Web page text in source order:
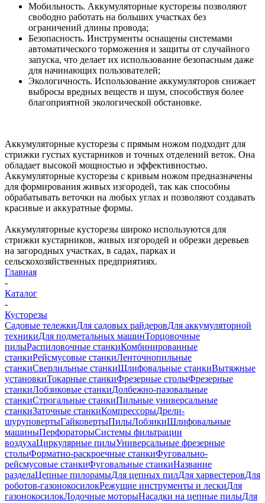
Мобильность. Аккумуляторные кусторезы позволяют
свободно работать на больших участках без
ограничений длины провода;
Безопасность. Инструменты оснащены системами
автоматического торможения и защиты от случайного
запуска, что делает их использование безопасным даже
для начинающих пользователей;
Экологичность. Использование аккумуляторов снижает
выбросы вредных веществ и шум, способствуя более
благоприятной экологической обстановке.
Аккумуляторные кусторезы с прямым ножом подходит для
стрижки густых кустарников и точных отделений веток. Она
обладает высокой мощностью и эффективностью.
Аккумуляторные кусторезы с кривым ножом предназначены
для формирования живых изгородей, так как способны
обрабатывать веточки на любых углах и позволяют создавать
красивые и аккуратные формы.
Аккумуляторные кусторезы широко используются для
стрижки кустарников, живых изгородей и обрезки деревьев
на загородных участках, в садах, парках и
сельскохозяйственных предприятиях.
Главная
-
Каталог
-
Кусторезы
Садовые тележкиДля садовых райдеровДля аккумуляторной
техникиДля подметальных машинТорцовочные
пилыРаспиловочные станкиКомбинированные
станкиРейсмусовые станкиЛенточнопильные
станкиСверлильные станкиШлифовальные станкиВытяжные
установкиТокарные станкиФрезерные столыФрезерные
станкиЛобзиковые станкиДолбежно-пазовальные
станкиСтрогальные станкиПильные универсальные
станкиЗаточные станкиКомпрессорыДрели-
шуруповертыГайковертыПилыЛобзикиШлифовальные
машиныПерфораторыСистемы фильтрации
воздухаЦиркулярные пилыУниверсальные фрезерные
столыФорматно-раскроечные станкиФуговально-
рейсмусовые станкиФуговальные станкиНазвание
разделаЦепные пилорамыДля цепных пилДля харвестеровДля
роботов-газонокосилокРежущие инструменты и лескиДля
газонокосилокЛодочные моторыНасадки на цепные пилыДля